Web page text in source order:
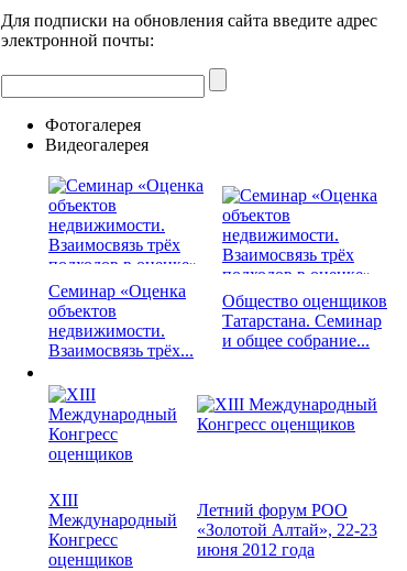
Для подписки на обновления сайта введите адрес
электронной почты:
Фотогалерея
Видеогалерея
Семинар «Оценка
объектов
недвижимости.
Взаимосвязь трёх...
Общество оценщиков
Татарстана. Семинар
и общее собрание...
XIII
Международный
Конгресс
оценщиков
Летний форум РОО
«Золотой Алтай», 22-23
июня 2012 года